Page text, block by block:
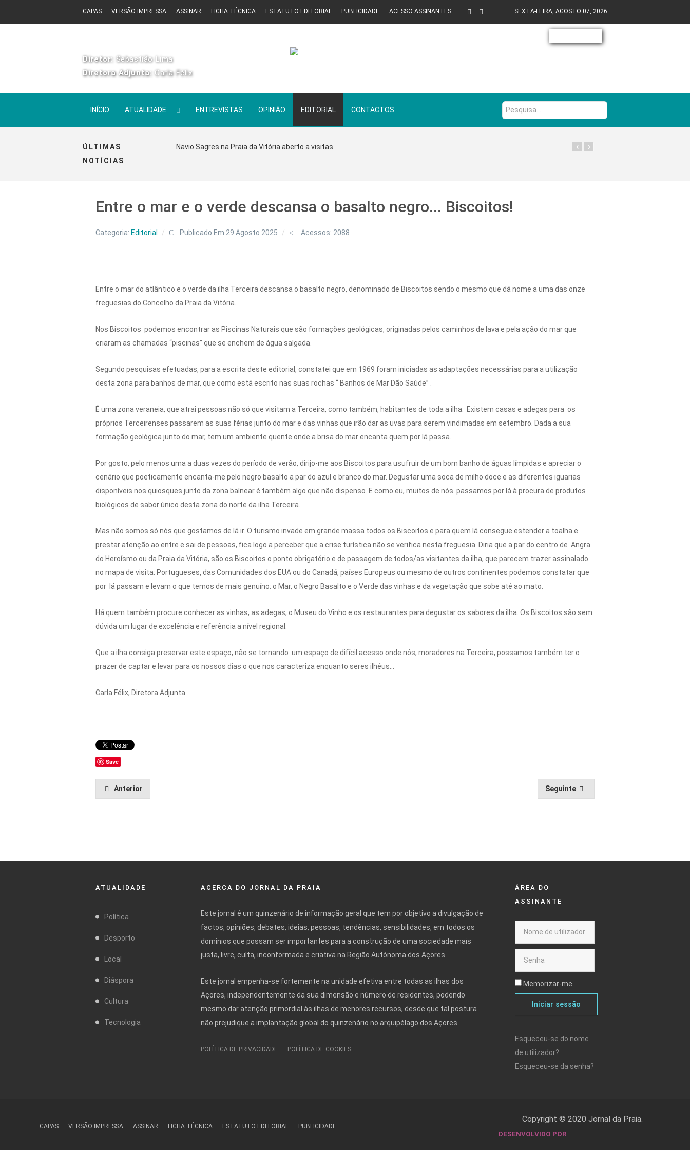
CAPAS VERSÃO IMPRESSA ASSINAR FICHA TÉCNICA ESTATUTO EDITORIAL PUBLICIDADE ACESSO ASSINANTES SEXTA-FEIRA, AGOSTO 07, 2026
Diretor: Sebastião Lima
Diretora Adjunta:Carla Félix
INÍCIO ATUALIDADE ENTREVISTAS OPINIÃO EDITORIAL CONTACTOS Pesquisa...
ÚLTIMAS
NOTÍCIAS
Navio Sagres na Praia da Vitória aberto a visitas ›
‹
Entre o mar e o verde descansa o basalto negro... Biscoitos!
Categoria: Editorial Publicado Em 29 Agosto 2025 Acessos: 2088
Entre o mar do atlântico e o verde da ilha Terceira descansa o basalto negro, denominado de Biscoitos sendo o mesmo que dá nome a uma das onze
freguesias do Concelho da Praia da Vitória.
Nos Biscoitos podemos encontrar as Piscinas Naturais que são formações geológicas, originadas pelos caminhos de lava e pela ação do mar que
criaram as chamadas “piscinas” que se enchem de água salgada.
Segundo pesquisas efetuadas, para a escrita deste editorial, constatei que em 1969 foram iniciadas as adaptações necessárias para a utilização
desta zona para banhos de mar, que como está escrito nas suas rochas “ Banhos de Mar Dão Saúde” .
É uma zona veraneia, que atrai pessoas não só que visitam a Terceira, como também, habitantes de toda a ilha. Existem casas e adegas para os
próprios Terceirenses passarem as suas férias junto do mar e das vinhas que irão dar as uvas para serem vindimadas em setembro. Dada a sua
formação geológica junto do mar, tem um ambiente quente onde a brisa do mar encanta quem por lá passa.
Por gosto, pelo menos uma a duas vezes do período de verão, dirijo-me aos Biscoitos para usufruir de um bom banho de águas límpidas e apreciar o
cenário que poeticamente encanta-me pelo negro basalto a par do azul e branco do mar. Degustar uma soca de milho doce e as diferentes iguarias
disponíveis nos quiosques junto da zona balnear é também algo que não dispenso. E como eu, muitos de nós passamos por lá à procura de produtos
biológicos de sabor único desta zona do norte da ilha Terceira.
Mas não somos só nós que gostamos de lá ir. O turismo invade em grande massa todos os Biscoitos e para quem lá consegue estender a toalha e
prestar atenção ao entre e sai de pessoas, fica logo a perceber que a crise turística não se verifica nesta freguesia. Diria que a par do centro de Angra
do Heroísmo ou da Praia da Vitória, são os Biscoitos o ponto obrigatório e de passagem de todos/as visitantes da ilha, que parecem trazer assinalado
no mapa de visita: Portugueses, das Comunidades dos EUA ou do Canadá, países Europeus ou mesmo de outros continentes podemos constatar que
por lá passam e levam o que temos de mais genuíno: o Mar, o Negro Basalto e o Verde das vinhas e da vegetação que sobe até ao mato.
Há quem também procure conhecer as vinhas, as adegas, o Museu do Vinho e os restaurantes para degustar os sabores da ilha. Os Biscoitos são sem
dúvida um lugar de excelência e referência a nível regional.
Que a ilha consiga preservar este espaço, não se tornando um espaço de difícil acesso onde nós, moradores na Terceira, possamos também ter o
prazer de captar e levar para os nossos dias o que nos caracteriza enquanto seres ilhéus...
Carla Félix, Diretora Adjunta
Save
Anterior Seguinte
ATUALIDADE
Política
Desporto
Local
Diáspora
Cultura
Tecnologia
ACERCA DO JORNAL DA PRAIA
Este jornal é um quinzenário de informação geral que tem por objetivo a divulgação de
factos, opiniões, debates, ideias, pessoas, tendências, sensibilidades, em todos os
domínios que possam ser importantes para a construção de uma sociedade mais
justa, livre, culta, inconformada e criativa na Região Autónoma dos Açores.
Este jornal empenha-se fortemente na unidade efetiva entre todas as ilhas dos
Açores, independentemente da sua dimensão e número de residentes, podendo
mesmo dar atenção primordial às ilhas de menores recursos, desde que tal postura
não prejudique a implantação global do quinzenário no arquipélago dos Açores.
POLÍTICA DE PRIVACIDADE POLÍTICA DE COOKIES
ÁREA DO
ASSINANTE
Memorizar-me
Iniciar sessão
Esqueceu-se do nome
de utilizador?
Esqueceu-se da senha?
CAPAS VERSÃO IMPRESSA ASSINAR FICHA TÉCNICA ESTATUTO EDITORIAL PUBLICIDADE
Copyright © 2020 Jornal da Praia.
DESENVOLVIDO POR